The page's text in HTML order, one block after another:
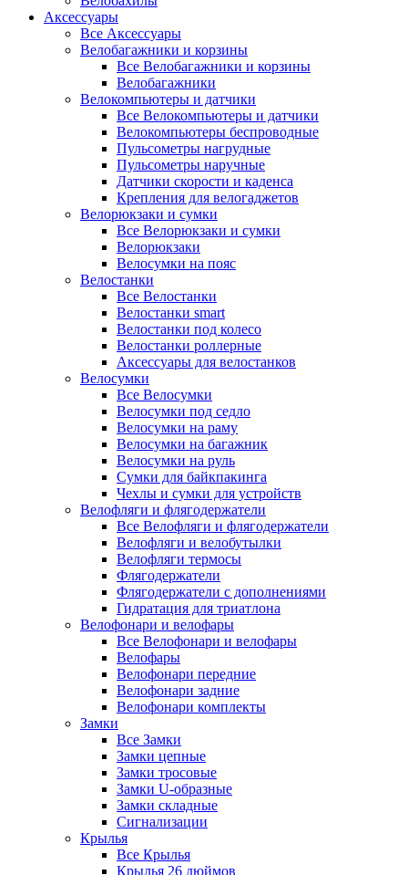
Аксессуары
Все Аксессуары
Велобагажники и корзины
Все Велобагажники и корзины
Велобагажники
Велокомпьютеры и датчики
Все Велокомпьютеры и датчики
Велокомпьютеры беспроводные
Пульсометры нагрудные
Пульсометры наручные
Датчики скорости и каденса
Крепления для велогаджетов
Велорюкзаки и сумки
Все Велорюкзаки и сумки
Велорюкзаки
Велосумки на пояс
Велостанки
Все Велостанки
Велостанки smart
Велостанки под колесо
Велостанки роллерные
Аксессуары для велостанков
Велосумки
Все Велосумки
Велосумки под седло
Велосумки на раму
Велосумки на багажник
Велосумки на руль
Сумки для байкпакинга
Чехлы и сумки для устройств
Велофляги и флягодержатели
Все Велофляги и флягодержатели
Велофляги и велобутылки
Велофляги термосы
Флягодержатели
Флягодержатели с дополнениями
Гидратация для триатлона
Велофонари и велофары
Все Велофонари и велофары
Велофары
Велофонари передние
Велофонари задние
Велофонари комплекты
Замки
Все Замки
Замки цепные
Замки тросовые
Замки U-образные
Замки складные
Сигнализации
Крылья
Все Крылья
Крылья 26 дюймов